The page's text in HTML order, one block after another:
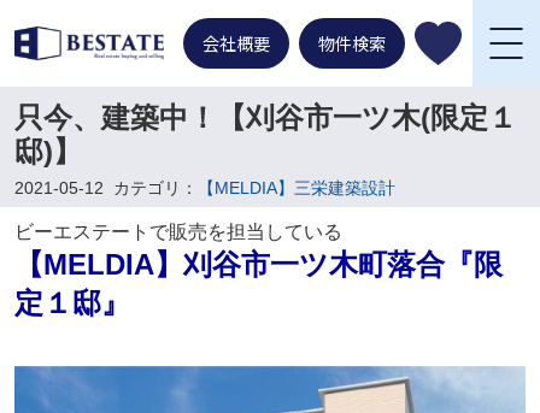
会社概要 物件検索
只今、建築中！【刈谷市一ツ木(限定１
邸)】
2021-05-12 カテゴリ： 【MELDIA】三栄建築設計
ビーエステートで販売を担当している
【MELDIA】刈谷市一ツ木町落合『限
定１邸』